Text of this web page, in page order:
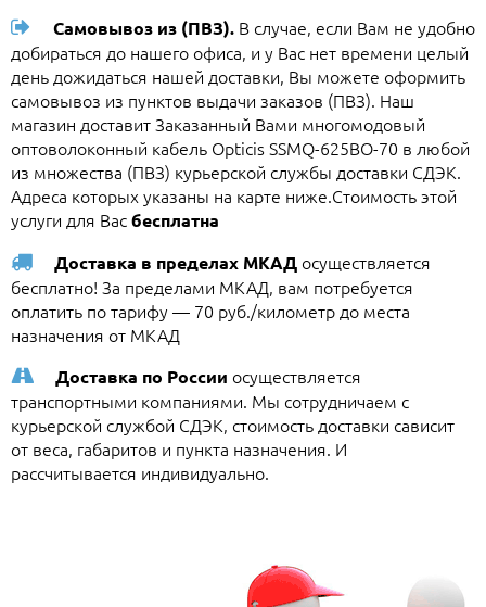
Самовывоз из (ПВЗ). В случае, если Вам не удобно
добираться до нашего офиса, и у Вас нет времени целый
день дожидаться нашей доставки, Вы можете оформить
самовывоз из пунктов выдачи заказов (ПВЗ). Наш
магазин доставит Заказанный Вами многомодовый
оптоволоконный кабель Opticis SSMQ-625BO-70 в любой
из множества (ПВЗ) курьерской службы доставки СДЭК.
Адреса которых указаны на карте ниже.Стоимость этой
услуги для Васбесплатна
Доставка в пределах МКАД осуществляется
бесплатно! За пределами МКАД, вам потребуется
оплатить по тарифу — 70 руб./километр до места
назначения от МКАД
Доставка по России осуществляется
транспортными компаниями. Мы сотрудничаем с
курьерской службой СДЭК, стоимость доставки сависит
от веса, габаритов и пункта назначения. И
рассчитывается индивидуально.